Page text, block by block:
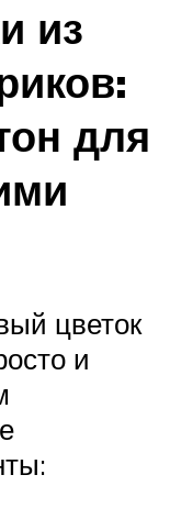
из
для
цветок
и